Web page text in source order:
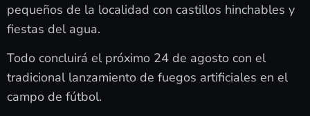
pequeños de la localidad con castillos hinchables y
fiestas del agua.
Todo concluirá el próximo 24 de agosto con el
tradicional lanzamiento de fuegos artificiales en el
campo de fútbol.